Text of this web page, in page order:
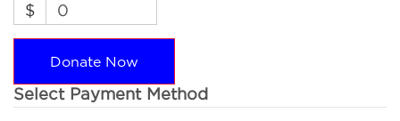
$ 0
Donate Now
Select Payment Method